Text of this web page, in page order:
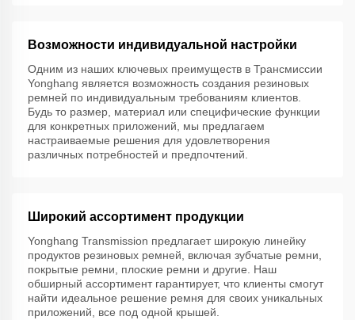
Возможности индивидуальной настройки
Одним из наших ключевых преимуществ в Трансмиссии
Yonghang является возможность создания резиновых
ремней по индивидуальным требованиям клиентов.
Будь то размер, материал или специфические функции
для конкретных приложений, мы предлагаем
настраиваемые решения для удовлетворения
различных потребностей и предпочтений.
Широкий ассортимент продукции
Yonghang Transmission предлагает широкую линейку
продуктов резиновых ремней, включая зубчатые ремни,
покрытые ремни, плоские ремни и другие. Наш
обширный ассортимент гарантирует, что клиенты смогут
найти идеальное решение ремня для своих уникальных
приложений, все под одной крышей.